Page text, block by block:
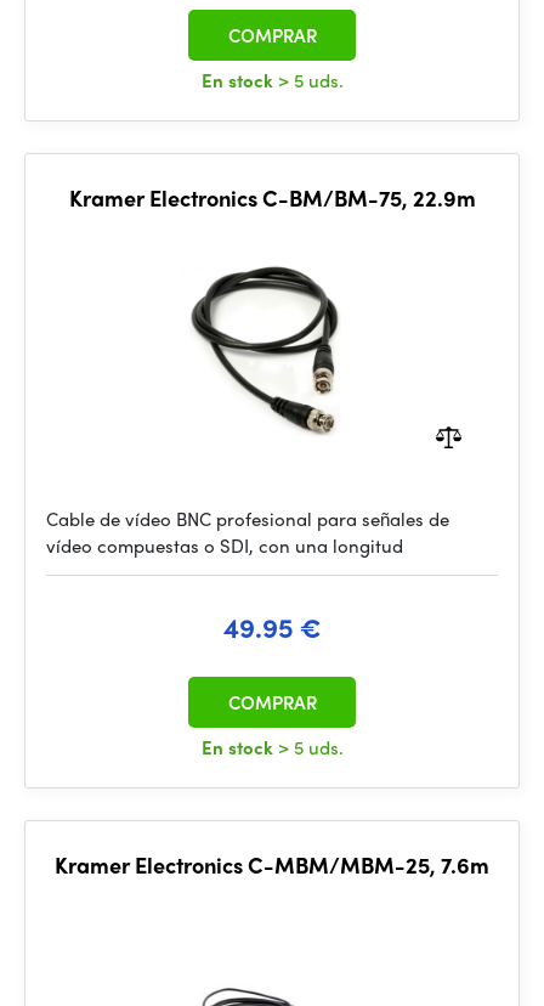
En stock > 5 uds.
COMPRAR
Kramer Electronics C-BM/BM-75, 22.9m
Cable de vídeo BNC profesional para señales de
vídeo compuestas o SDI, con una longitud
49.95 €
En stock > 5 uds.
COMPRAR
Kramer Electronics C-MBM/MBM-25, 7.6m